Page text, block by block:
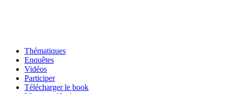
Thématiques
Enquêtes
Vidéos
Participer
Télécharger le book